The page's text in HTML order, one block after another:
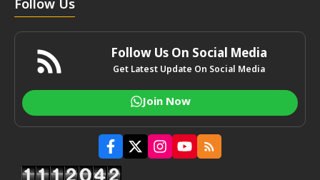
Follow Us
Follow Us On Social Media
Get Latest Update On Social Media
Join Now